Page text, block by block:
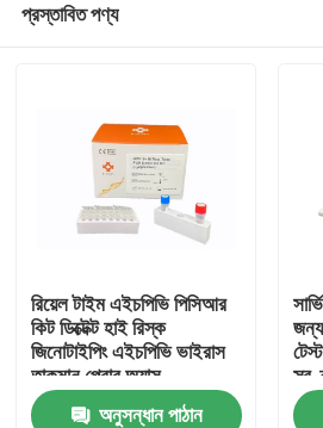
প্রস্তাবিত পণ্য
রিয়েল টাইম এইচপিভি পিসিআর
কিট ডিক্টেক্ট হাই রিস্ক
জিনোটাইপিং এইচপিভি ভাইরাস
তাকমান প্রোব অ্যাস
অনুসন্ধান পাঠান
স্ব-